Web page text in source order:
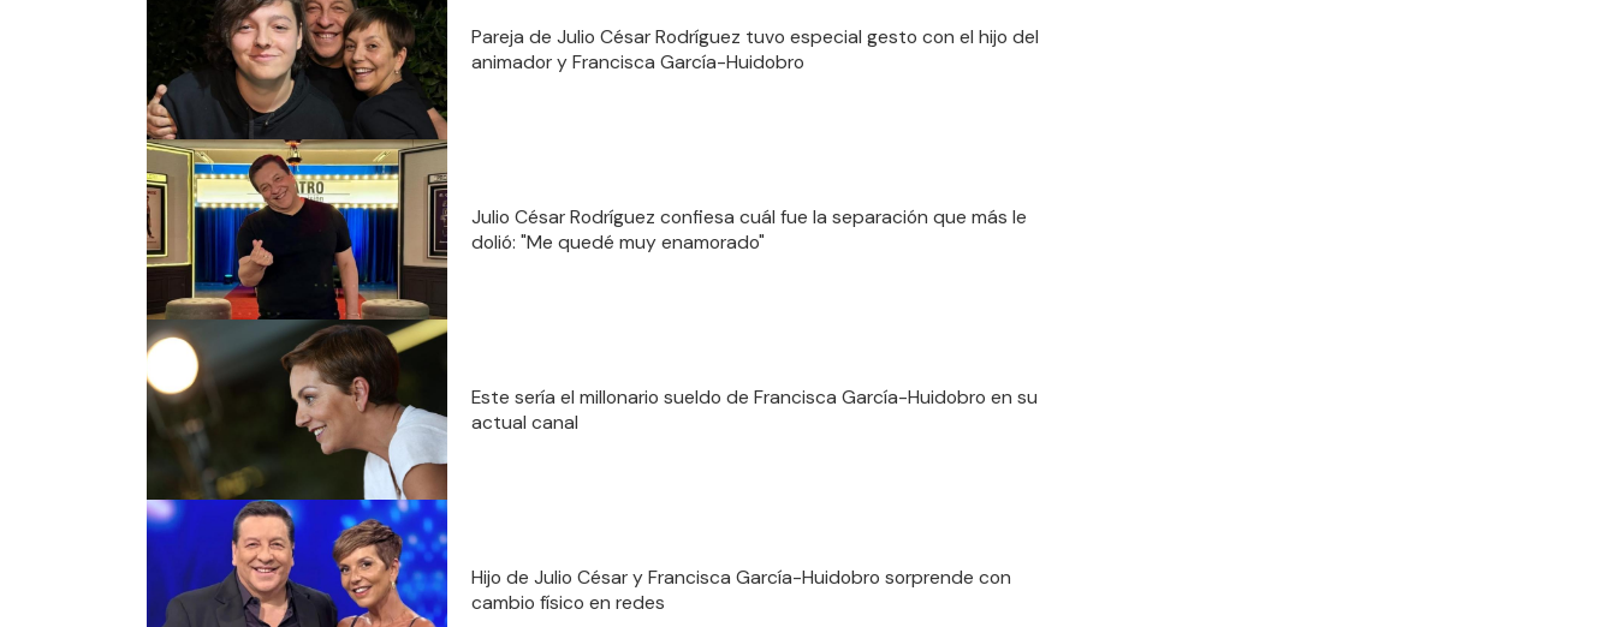
Pareja de Julio César Rodríguez tuvo especial gesto con el hijo del
animador y Francisca García-Huidobro
Julio César Rodríguez confiesa cuál fue la separación que más le
dolió: "Me quedé muy enamorado"
Este sería el millonario sueldo de Francisca García-Huidobro en su
actual canal
Hijo de Julio César y Francisca García-Huidobro sorprende con
cambio físico en redes